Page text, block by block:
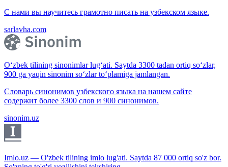
С нами вы научитесь грамотно писать на узбекском языке.
sarlavha.com
O‘zbek tilining sinonimlar lug‘ati. Saytda 3300 tadan ortiq so‘zlar,
900 ga yaqin sinonim so‘zlar to‘plamiga jamlangan.
Словарь синонимов узбекского языка на нашем сайте
содержит более 3300 слов и 900 синонимов.
sinonim.uz
Imlo.uz — O'zbek tilining imlo lug'ati. Saytda 87 000 ortiq so'z bor.